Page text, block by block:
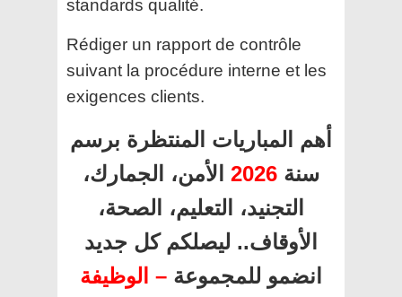
standards qualité.
Rédiger un rapport de contrôle
suivant la procédure interne et les
exigences clients.
أهم المباريات المنتظرة برسم
سنة 2026 الأمن، الجمارك،
التجنيد، التعليم، الصحة،
الأوقاف.. ليصلكم كل جديد
انضمو للمجموعة – الوظيفة